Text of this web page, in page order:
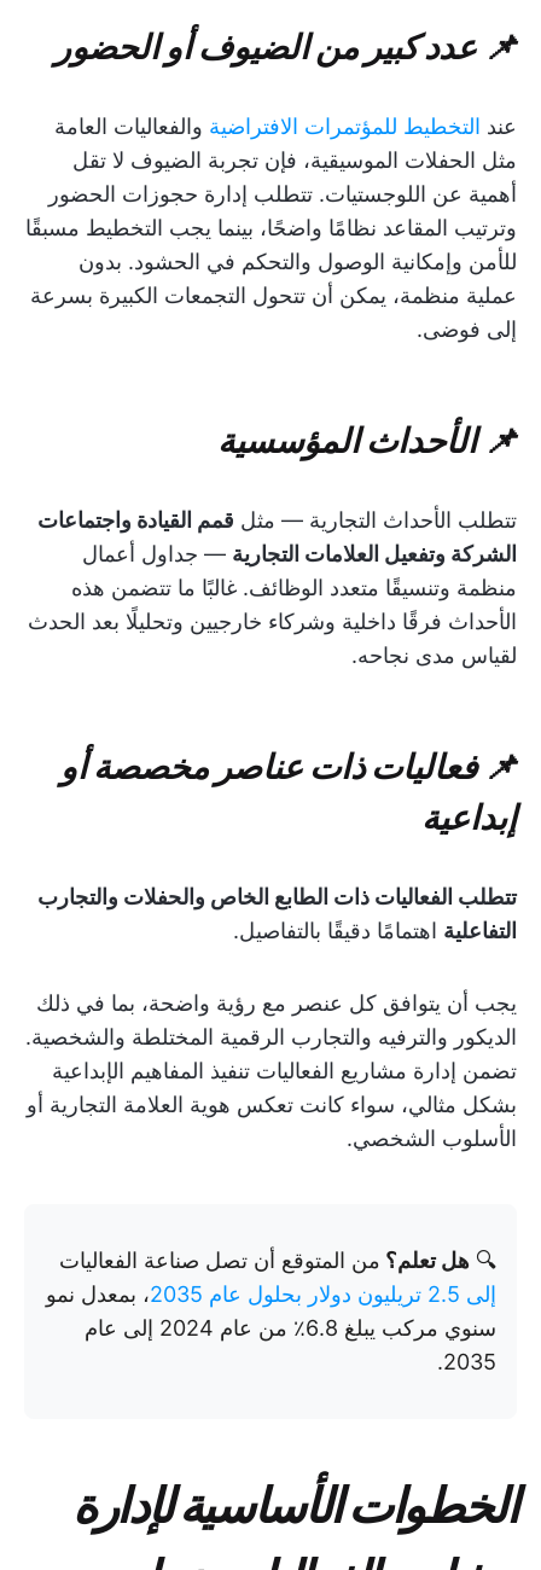
📌 عدد كبير من الضيوف أو الحضور
عند التخطيط للمؤتمرات الافتراضية والفعاليات العامة
مثل الحفلات الموسيقية، فإن تجربة الضيوف لا تقل
أهمية عن اللوجستيات. تتطلب إدارة حجوزات الحضور
وترتيب المقاعد نظامًا واضحًا، بينما يجب التخطيط مسبقًا
للأمن وإمكانية الوصول والتحكم في الحشود. بدون
عملية منظمة، يمكن أن تتحول التجمعات الكبيرة بسرعة
إلى فوضى.
📌 الأحداث المؤسسية
تتطلب الأحداث التجارية — مثل قمم القيادة واجتماعات
الشركة وتفعيل العلامات التجارية — جداول أعمال
منظمة وتنسيقًا متعدد الوظائف. غالبًا ما تتضمن هذه
الأحداث فرقًا داخلية وشركاء خارجيين وتحليلًا بعد الحدث
لقياس مدى نجاحه.
📌 فعاليات ذات عناصر مخصصة أو
إبداعية
تتطلب الفعاليات ذات الطابع الخاص والحفلات والتجارب
التفاعلية اهتمامًا دقيقًا بالتفاصيل.
يجب أن يتوافق كل عنصر مع رؤية واضحة، بما في ذلك
الديكور والترفيه والتجارب الرقمية المختلطة والشخصية.
تضمن إدارة مشاريع الفعاليات تنفيذ المفاهيم الإبداعية
بشكل مثالي، سواء كانت تعكس هوية العلامة التجارية أو
الأسلوب الشخصي.
🔍 هل تعلم؟ من المتوقع أن تصل صناعة الفعاليات
إلى 2.5 تريليون دولار بحلول عام 2035
، بمعدل نمو
سنوي مركب يبلغ 6.8٪ من عام 2024 إلى عام
2035.
الخطوات الأساسية لإدارة